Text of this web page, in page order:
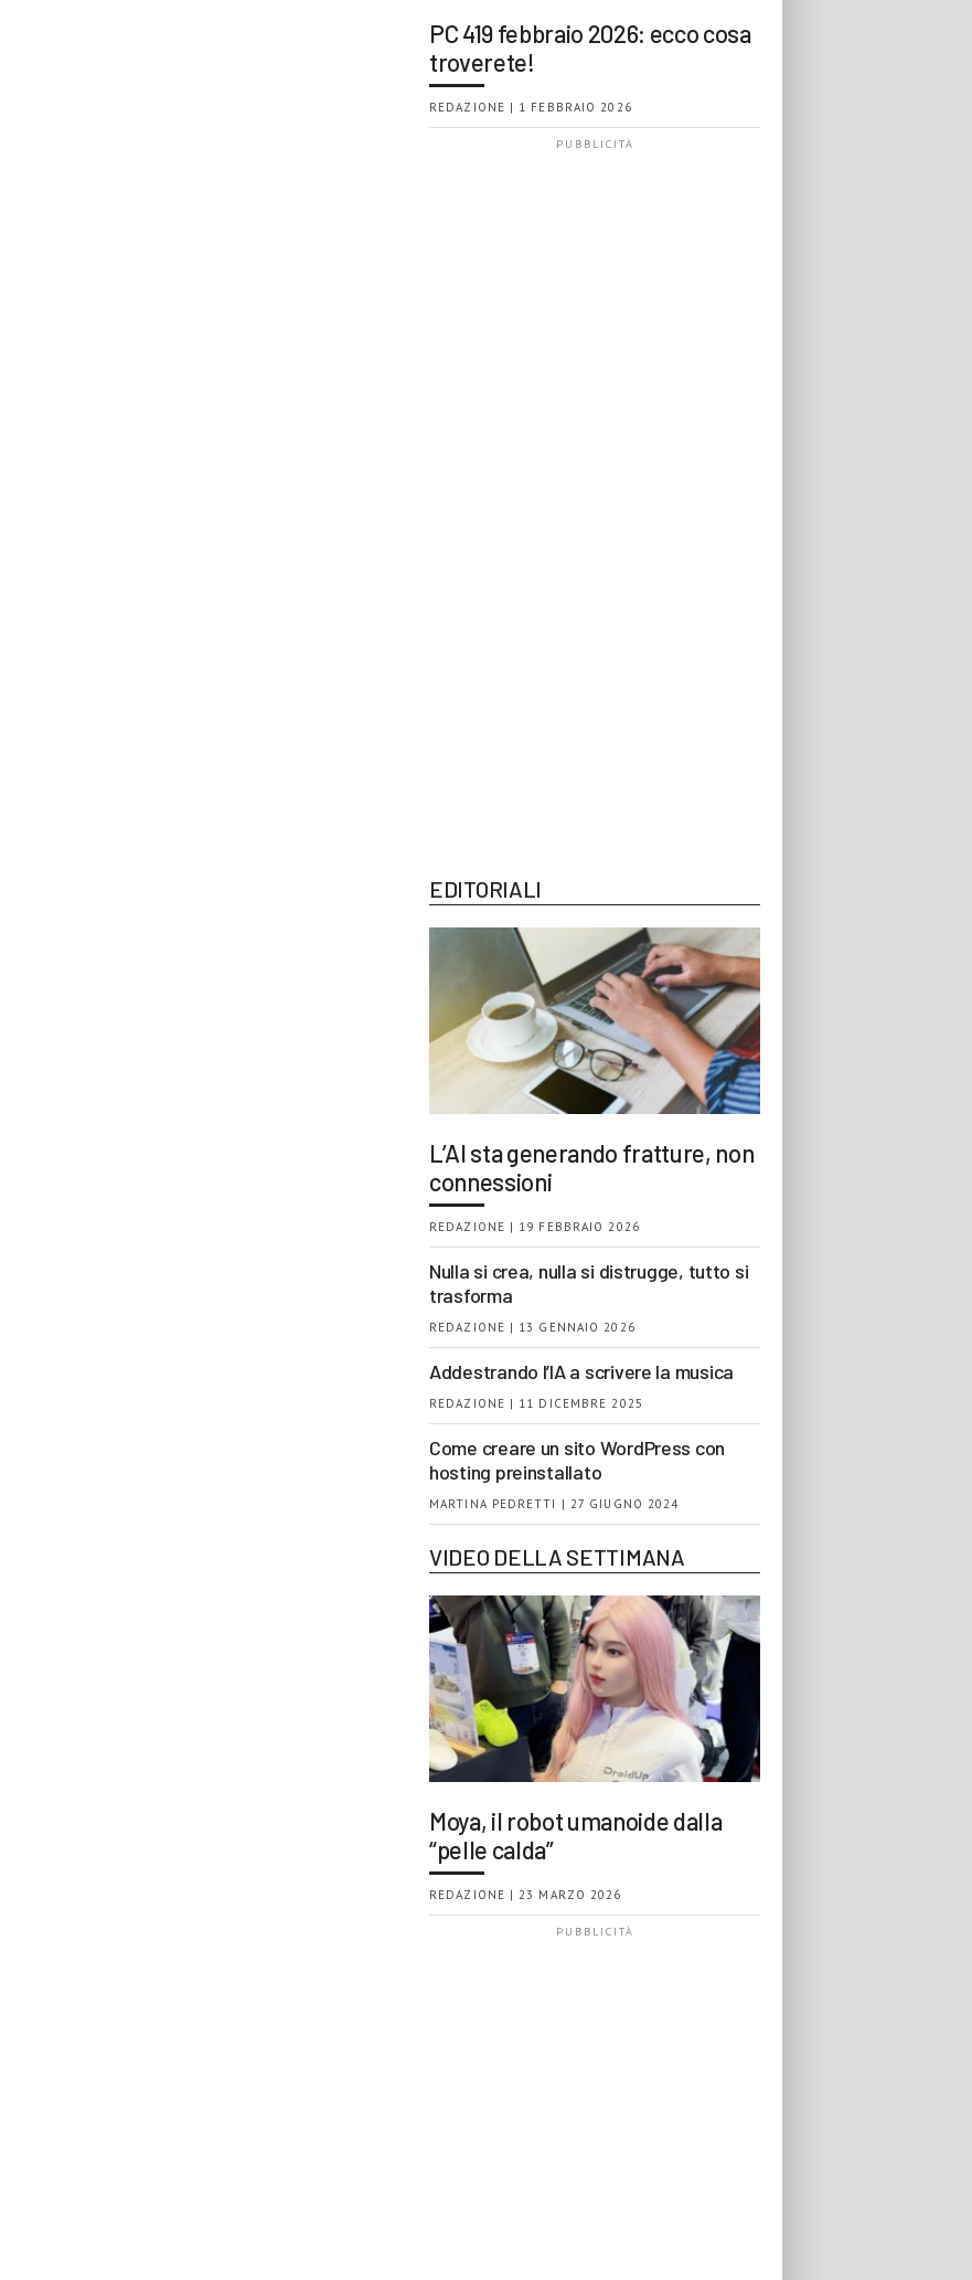
PC 419 febbraio 2026: ecco cosa
troverete!
REDAZIONE | 1 FEBBRAIO 2026
EDITORIALI
L’AI sta generando fratture, non
connessioni
REDAZIONE | 19 FEBBRAIO 2026
Nulla si crea, nulla si distrugge, tutto si
trasforma
REDAZIONE | 13 GENNAIO 2026
Addestrando l’IA a scrivere la musica
REDAZIONE | 11 DICEMBRE 2025
Come creare un sito WordPress con
hosting preinstallato
MARTINA PEDRETTI | 27 GIUGNO 2024
VIDEO DELLA SETTIMANA
Moya, il robot umanoide dalla
“pelle calda”
REDAZIONE | 23 MARZO 2026